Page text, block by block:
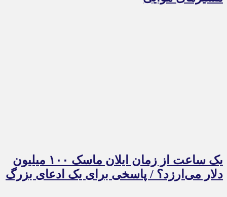
یک ساعت از زمان ایلان ماسک ۱۰۰ میلیون
دلار می‌ارزد؟ / پاسخی برای یک ادعای بزرگ